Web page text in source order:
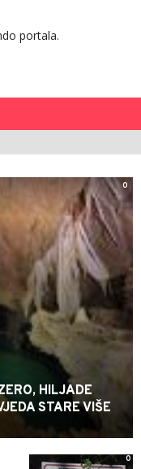
portala.
0
HILJADE
STARE VIŠE
0